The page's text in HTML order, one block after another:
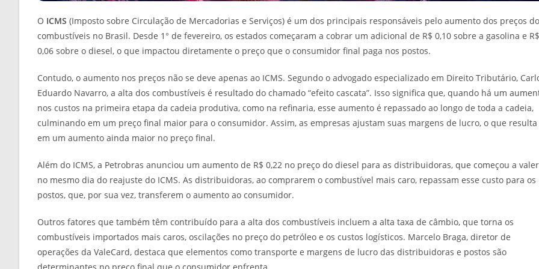
O ICMS (Imposto sobre Circulação de Mercadorias e Serviços) é um dos principais responsáveis pelo aumento dos preços
combustíveis no Brasil. Desde 1° de fevereiro, os estados começaram a cobrar um adicional de R$ 0,10 sobre a gasolina e R$
0,06 sobre o diesel, o que impactou diretamente o preço que o consumidor final paga nos postos.
Contudo, o aumento nos preços não se deve apenas ao ICMS. Segundo o advogado especializado em Direito Tributário,
Eduardo Navarro, a alta dos combustíveis é resultado do chamado “efeito cascata”. Isso significa que, quando há um
nos custos na primeira etapa da cadeia produtiva, como na refinaria, esse aumento é repassado ao longo de toda a cadeia,
culminando em um preço final maior para o consumidor. Assim, as empresas ajustam suas margens de lucro, o que resulta
em um aumento ainda maior no preço final.
Além do ICMS, a Petrobras anunciou um aumento de R$ 0,22 no preço do diesel para as distribuidoras, que começou a valer
no mesmo dia do reajuste do ICMS. As distribuidoras, ao comprarem o combustível mais caro, repassam esse custo para os
postos, que, por sua vez, transferem o aumento ao consumidor.
Outros fatores que também têm contribuído para a alta dos combustíveis incluem a alta taxa de câmbio, que torna os
combustíveis importados mais caros, oscilações no preço do petróleo e os custos logísticos. Marcelo Braga, diretor de
operações da ValeCard, destaca que elementos como transporte e margens de lucro das distribuidoras e postos são